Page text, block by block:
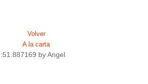
Volver
A la carta
by Angel